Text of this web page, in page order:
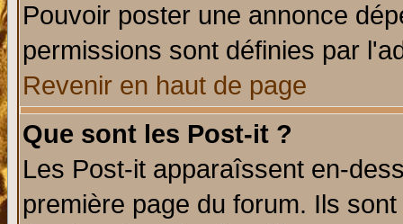
Pouvoir poster une annonce
permissions sont définies par
Revenir en haut de page
Que sont les Post-it ?
Les Post-it apparaîssent en-
première page du forum. Ils